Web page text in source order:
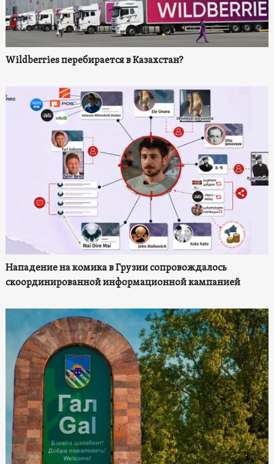
Wildberries перебирается в Казахстан?
Нападение на комика в Грузии сопровождалось
скоординированной информационной кампанией